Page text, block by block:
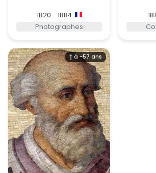
1820 - 1884
Photographes
† à ~57 ans